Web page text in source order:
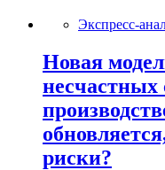
Экспресс-
Новая
несчастных
риски?